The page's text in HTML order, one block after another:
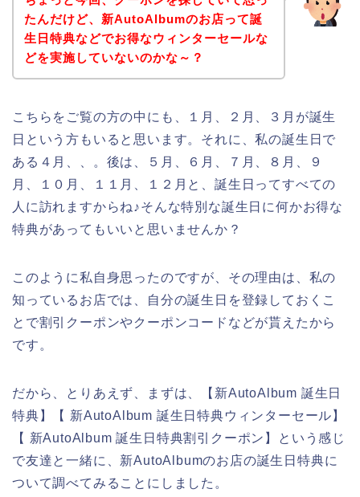
たんだけど、新AutoAlbumのお店って誕
生日特典などでお得なウィンターセールな
どを実施していないのかな～？
こちらをご覧の方の中にも、１月、２月、３月が誕生
日という方もいると思います。それに、私の誕生日で
ある４月、、。後は、５月、６月、７月、８月、９
月、１０月、１１月、１２月と、誕生日ってすべての
人に訪れますからね♪そんな特別な誕生日に何かお得な
特典があってもいいと思いませんか？
このように私自身思ったのですが、その理由は、私の
知っているお店では、自分の誕生日を登録しておくこ
とで割引クーポンやクーポンコードなどが貰えたから
です。
だから、とりあえず、まずは、【新AutoAlbum 誕生日
特典】【 新AutoAlbum 誕生日特典ウィンターセール】
【 新AutoAlbum 誕生日特典割引クーポン】という感じ
で友達と一緒に、新AutoAlbumのお店の誕生日特典に
ついて調べてみることにしました。